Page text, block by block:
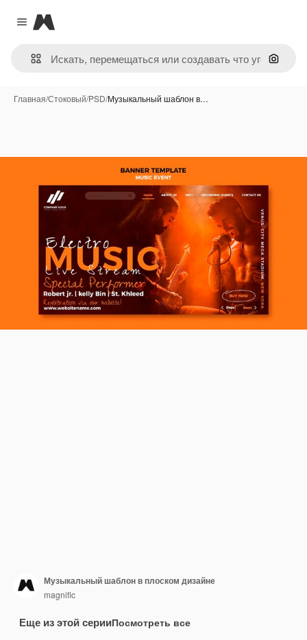
Close menu
Magnific
Поиск
Главная/Стоковый/PSD/Музыкальный шаблон в…
Музыкальный шаблон в плоском дизайне
magnific
Еще из этой серииПосмотреть все